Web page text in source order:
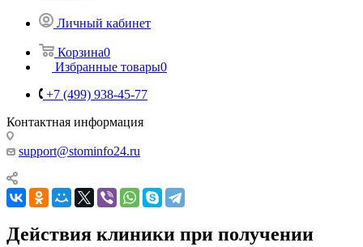
Личный кабинет
Корзина0
Избранные товары0
+7 (499) 938-45-77
Контактная информация
support@stominfo24.ru
Действия клиники при получении